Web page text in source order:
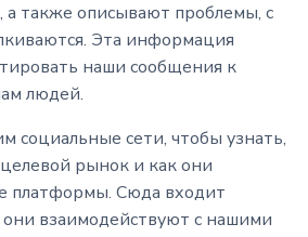
а также описывают проблемы, с
Эта информация
наши сообщения к
людей.
социальные сети, чтобы узнать,
рынок и как они
платформы. Сюда входит
они взаимодействуют с нашими